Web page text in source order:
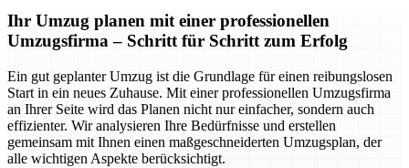
Ihr Umzug planen mit einer professionellen
Umzugsfirma – Schritt für Schritt zum Erfolg
Ein gut geplanter Umzug ist die Grundlage für einen reibungslosen
Start in ein neues Zuhause. Mit einer professionellen Umzugsfirma
an Ihrer Seite wird das Planen nicht nur einfacher, sondern auch
effizienter. Wir analysieren Ihre Bedürfnisse und erstellen
gemeinsam mit Ihnen einen maßgeschneiderten Umzugsplan, der
alle wichtigen Aspekte berücksichtigt.